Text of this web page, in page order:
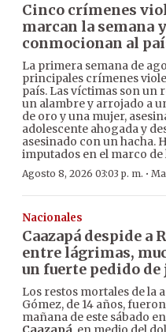
Cinco crímenes
marcan la semana y
conmocionan al
La primera semana de
principales crímenes
país. Las víctimas son un
un alambre y arrojado a
de oro y una mujer,
adolescente ahogada y
asesinado con un hacha.
imputados en el marco
Agosto 8, 2026 03:03 p. m. ·
Nacionales
Caazapá despide a
entre lágrimas,
un fuerte pedido
Los restos mortales de la
Gómez, de 14 años,
mañana de este sábado